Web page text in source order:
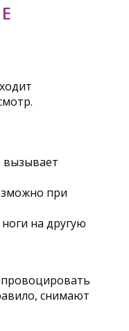
вызывает
при
на другую
снимают